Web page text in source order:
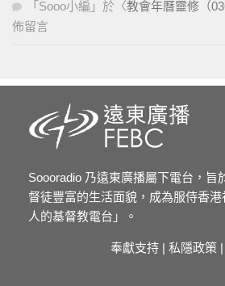
「 Sooo小編 」於〈教會年曆靈修（
佈留言
Soooradio 乃遠東廣播屬下電台，旨
督徒豐富的生活面貌，成為服侍香
人的基督教電台」。
奉獻支持 | 私隱政策 |